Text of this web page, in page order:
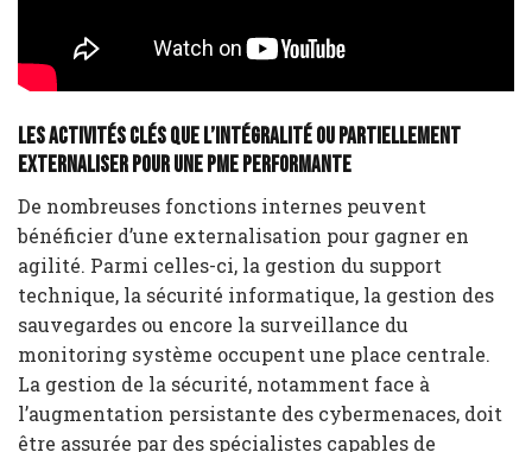
Les activités clés que l’intégralité ou partiellement
externaliser pour une PME performante
De nombreuses fonctions internes peuvent
bénéficier d’une externalisation pour gagner en
agilité. Parmi celles-ci, la gestion du support
technique, la sécurité informatique, la gestion des
sauvegardes ou encore la surveillance du
monitoring système occupent une place centrale.
La gestion de la sécurité, notamment face à
l’augmentation persistante des cybermenaces, doit
être assurée par des spécialistes capables de